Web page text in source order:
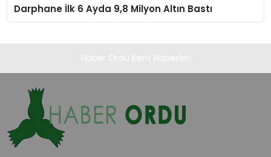
Darphane İlk 6 Ayda 9,8 Milyon Altın Bastı